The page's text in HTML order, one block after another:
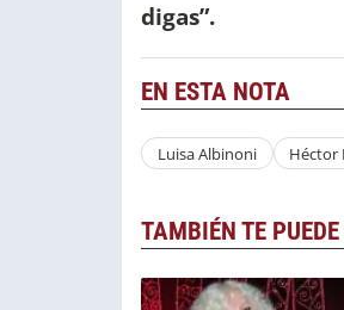
digas”.
EN ESTA NOTA
Luisa Albinoni Héctor
TAMBIÉN TE